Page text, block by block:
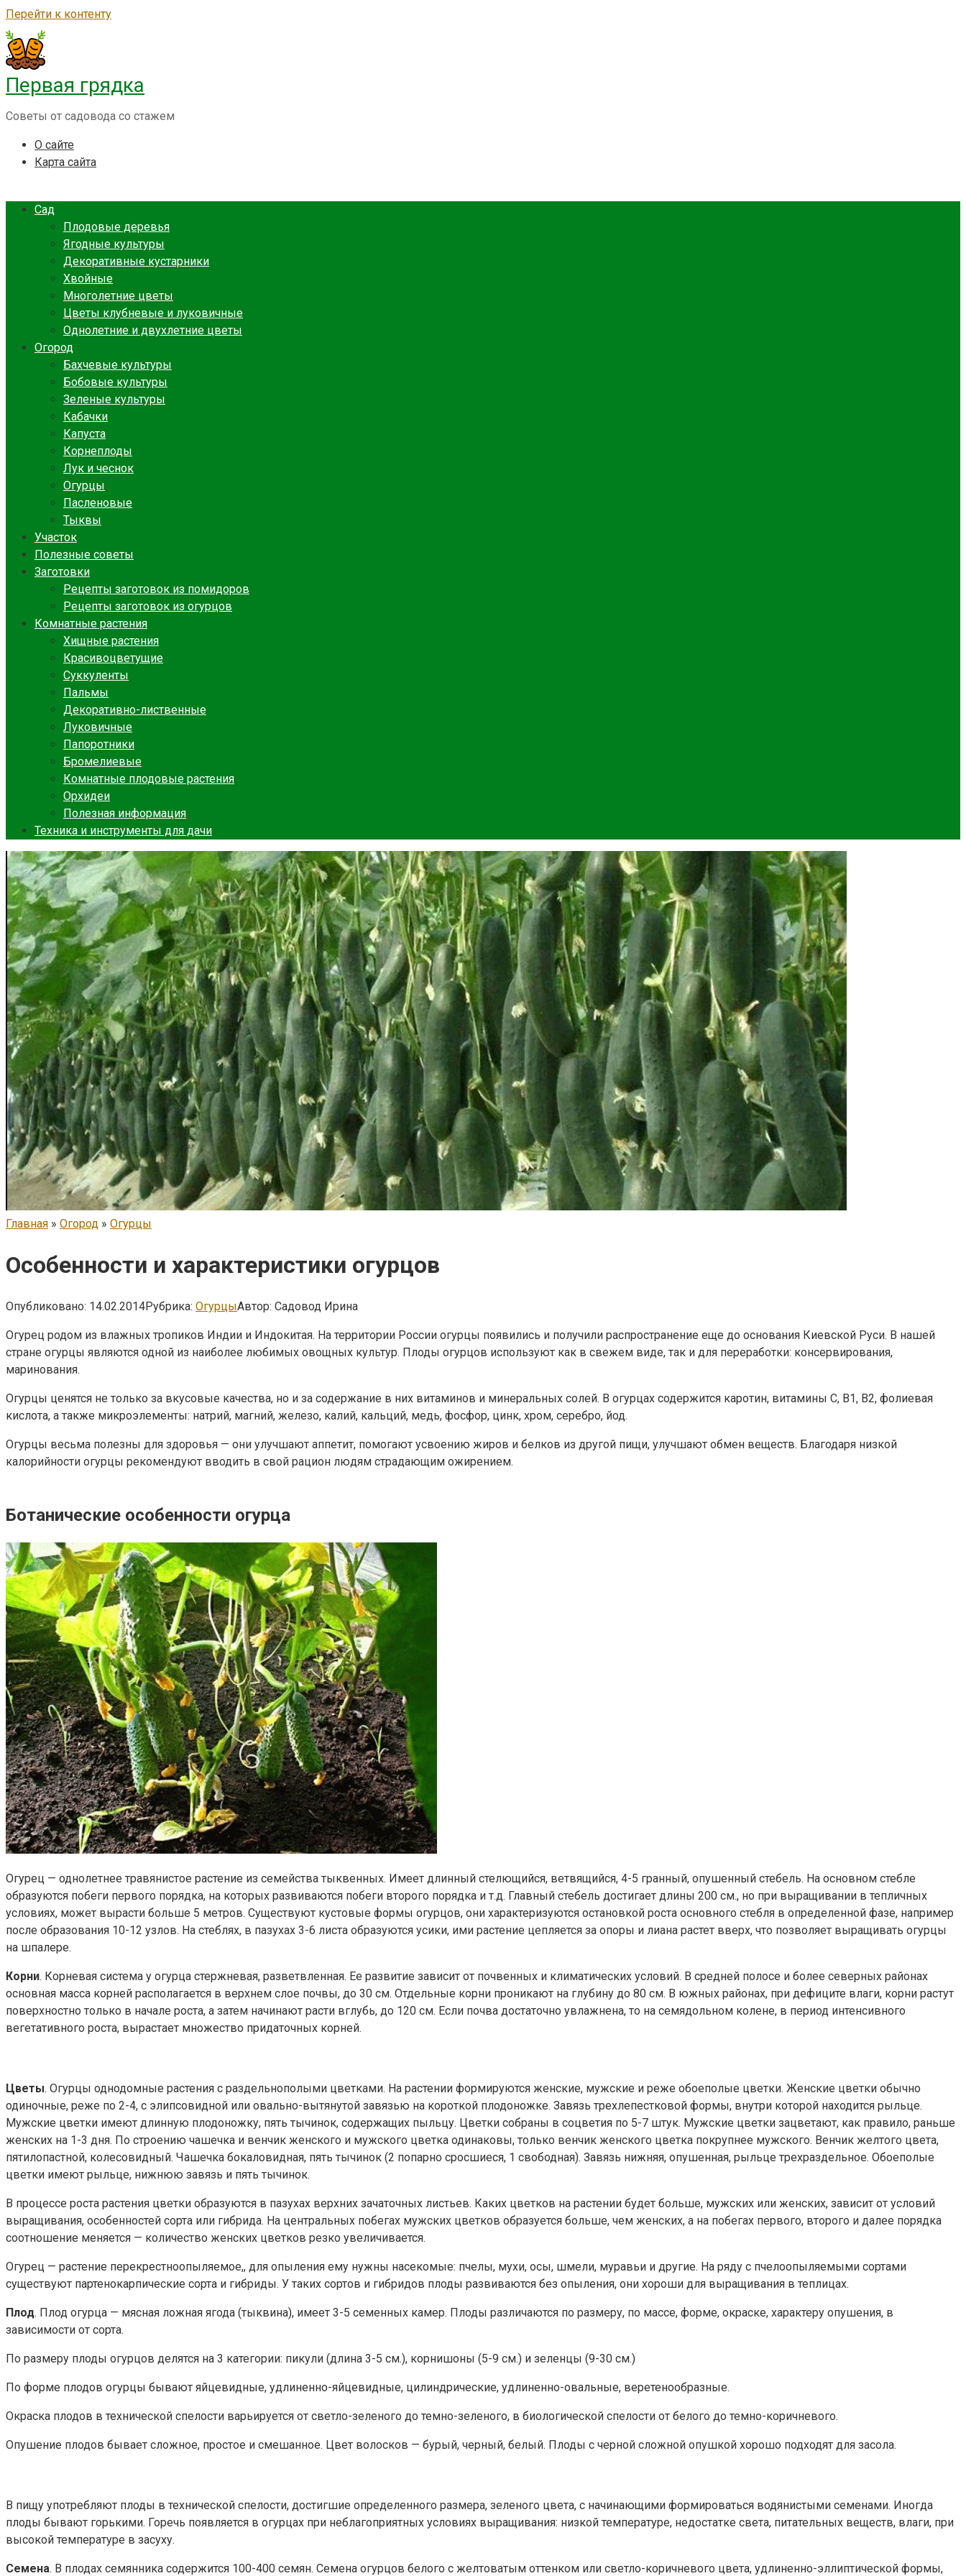
Перейти к контенту
Первая грядка
Советы от садовода со стажем
О сайте
Карта сайта
Сад
Плодовые деревья
Ягодные культуры
Декоративные кустарники
Хвойные
Многолетние цветы
Цветы клубневые и луковичные
Однолетние и двухлетние цветы
Огород
Бахчевые культуры
Бобовые культуры
Зеленые культуры
Кабачки
Капуста
Корнеплоды
Лук и чеснок
Огурцы
Пасленовые
Тыквы
Участок
Полезные советы
Заготовки
Рецепты заготовок из помидоров
Рецепты заготовок из огурцов
Комнатные растения
Хищные растения
Красивоцветущие
Суккуленты
Пальмы
Декоративно-лиственные
Луковичные
Папоротники
Бромелиевые
Комнатные плодовые растения
Орхидеи
Полезная информация
Техника и инструменты для дачи
Главная » Огород » Огурцы
Особенности и характеристики огурцов
Опубликовано: 14.02.2014Рубрика: ОгурцыАвтор: Садовод Ирина
Огурец родом из влажных тропиков Индии и Индокитая. На территории России огурцы появились и получили распространение еще до основания Киевской Руси. В нашей
стране огурцы являются одной из наиболее любимых овощных культур. Плоды огурцов используют как в свежем виде, так и для переработки: консервирования,
маринования.
Огурцы ценятся не только за вкусовые качества, но и за содержание в них витаминов и минеральных солей. В огурцах содержится каротин, витамины С, В1, В2, фолиевая
кислота, а также микроэлементы: натрий, магний, железо, калий, кальций, медь, фосфор, цинк, хром, серебро, йод.
Огурцы весьма полезны для здоровья — они улучшают аппетит, помогают усвоению жиров и белков из другой пищи, улучшают обмен веществ. Благодаря низкой
калорийности огурцы рекомендуют вводить в свой рацион людям страдающим ожирением.
Ботанические особенности огурца
Огурец — однолетнее травянистое растение из семейства тыквенных. Имеет длинный стелющийся, ветвящийся, 4-5 гранный, опушенный стебель. На основном стебле
образуются побеги первого порядка, на которых развиваются побеги второго порядка и т.д. Главный стебель достигает длины 200 см., но при выращивании в тепличных
условиях, может вырасти больше 5 метров. Существуют кустовые формы огурцов, они характеризуются остановкой роста основного стебля в определенной фазе, например
после образования 10-12 узлов. На стеблях, в пазухах 3-6 листа образуются усики, ими растение цепляется за опоры и лиана растет вверх, что позволяет выращивать огурцы
на шпалере.
Корни. Корневая система у огурца стержневая, разветвленная. Ее развитие зависит от почвенных и климатических условий. В средней полосе и более северных районах
основная масса корней располагается в верхнем слое почвы, до 30 см. Отдельные корни проникают на глубину до 80 см. В южных районах, при дефиците влаги, корни растут
поверхностно только в начале роста, а затем начинают расти вглубь, до 120 см. Если почва достаточно увлажнена, то на семядольном колене, в период интенсивного
вегетативного роста, вырастает множество придаточных корней.
Цветы. Огурцы однодомные растения с раздельнополыми цветками. На растении формируются женские, мужские и реже обоеполые цветки. Женские цветки обычно
одиночные, реже по 2-4, с элипсовидной или овально-вытянутой завязью на короткой плодоножке. Завязь трехлепестковой формы, внутри которой находится рыльце.
Мужские цветки имеют длинную плодоножку, пять тычинок, содержащих пыльцу. Цветки собраны в соцветия по 5-7 штук. Мужские цветки зацветают, как правило, раньше
женских на 1-3 дня. По строению чашечка и венчик женского и мужского цветка одинаковы, только венчик женского цветка покрупнее мужского. Венчик желтого цвета,
пятилопастной, колесовидный. Чашечка бокаловидная, пять тычинок (2 попарно сросшиеся, 1 свободная). Завязь нижняя, опушенная, рыльце трехраздельное. Обоеполые
цветки имеют рыльце, нижнюю завязь и пять тычинок.
В процессе роста растения цветки образуются в пазухах верхних зачаточных листьев. Каких цветков на растении будет больше, мужских или женских, зависит от условий
выращивания, особенностей сорта или гибрида. На центральных побегах мужских цветков образуется больше, чем женских, а на побегах первого, второго и далее порядка
соотношение меняется — количество женских цветков резко увеличивается.
Огурец — растение перекрестноопыляемое,, для опыления ему нужны насекомые: пчелы, мухи, осы, шмели, муравьи и другие. На ряду с пчелоопыляемыми сортами
существуют партенокарпические сорта и гибриды. У таких сортов и гибридов плоды развиваются без опыления, они хороши для выращивания в теплицах.
Плод. Плод огурца — мясная ложная ягода (тыквина), имеет 3-5 семенных камер. Плоды различаются по размеру, по массе, форме, окраске, характеру опушения, в
зависимости от сорта.
По размеру плоды огурцов делятся на 3 категории: пикули (длина 3-5 см.), корнишоны (5-9 см.) и зеленцы (9-30 см.)
По форме плодов огурцы бывают яйцевидные, удлиненно-яйцевидные, цилиндрические, удлиненно-овальные, веретенообразные.
Окраска плодов в технической спелости варьируется от светло-зеленого до темно-зеленого, в биологической спелости от белого до темно-коричневого.
Опушение плодов бывает сложное, простое и смешанное. Цвет волосков — бурый, черный, белый. Плоды с черной сложной опушкой хорошо подходят для засола.
В пищу употребляют плоды в технической спелости, достигшие определенного размера, зеленого цвета, с начинающими формироваться водянистыми семенами. Иногда
плоды бывают горькими. Горечь появляется в огурцах при неблагоприятных условиях выращивания: низкой температуре, недостатке света, питательных веществ, влаги, при
высокой температуре в засуху.
Семена. В плодах семянника содержится 100-400 семян. Семена огурцов белого с желтоватым оттенком или светло-коричневого цвета, удлиненно-эллиптической формы,